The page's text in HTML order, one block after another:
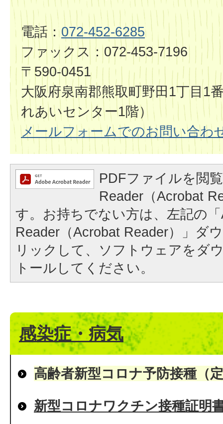
電話：072-452-6285
ファックス：072-453-7196
〒590-0451
大阪府泉南郡熊取町野田1丁目1
れあいセンター1階）
メールフォームでのお問い合わ
PDFファイルを閲
Reader（Acrobat
す。お持ちでない方は、左記の
Reader（Acrobat Reader）」ダ
リックして、ソフトウェアをダ
トールしてください。
感染症・病気
高齢者新型コロナ予防接種（
新型コロナワクチン接種証明